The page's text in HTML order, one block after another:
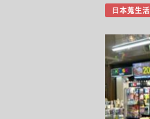
日本蒐生活